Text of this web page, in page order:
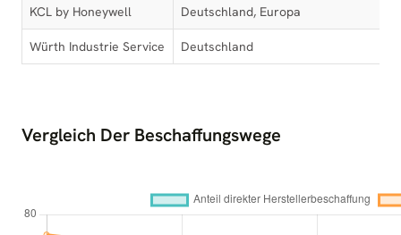
KCL by Honeywell Deutschland, Europa
Würth Industrie Service Deutschland
Vergleich Der Beschaffungswege